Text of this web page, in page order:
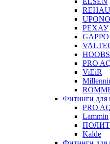
REHAU
РЕХАУ
GAPPO
HOOBS
PRO
ViEiR
Фитинги для
PRO
Lammin
Kalde